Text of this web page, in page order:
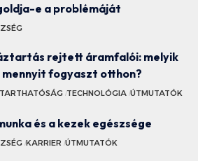
e a problémáját
rejtett áramfalói: melyik
mennyit fogyaszt otthon?
TECHNOLÓGIA ÚTMUTATÓK
és a kezek egészsége
KARRIER ÚTMUTATÓK